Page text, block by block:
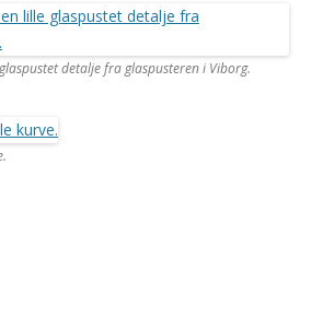
detalje fra glaspusteren i Viborg.